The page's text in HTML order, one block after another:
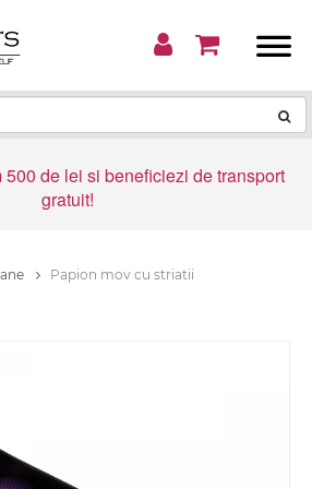
de lei si beneficiezi de transport
gratuit!
Papion mov cu striatii